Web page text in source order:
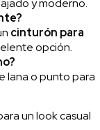
y moderno.
cinturón para
opción.
lana o punto para
un look casual